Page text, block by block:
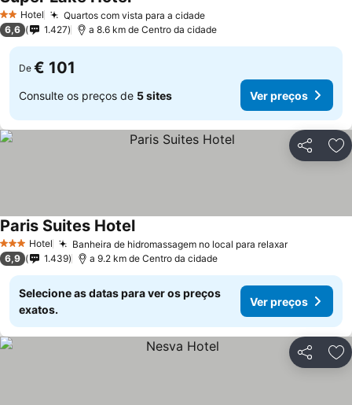
2 Estrelas
Hotel Quartos com vista para a cidade
6,6 1.427 a 8.6 km de Centro da cidade
De € 101
Consulte os preços de 5 sites Ver preços
Partilhar
3 EstrelasHotel Banheira de hidromassagem no local para relaxar
Paris Suites Hotel
6,9 1.439 a 9.2 km de Centro da cidade
Selecione as datas para ver os preços
exatos.
Ver preços
Partilhar